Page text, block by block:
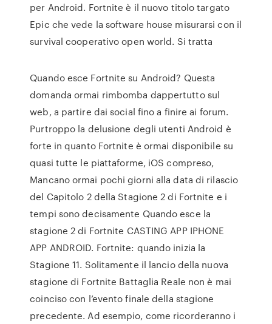
per Android. Fortnite è il nuovo titolo targato
Epic che vede la software house misurarsi con il
survival cooperativo open world. Si tratta
Quando esce Fortnite su Android? Questa
domanda ormai rimbomba dappertutto sul
web, a partire dai social fino a finire ai forum.
Purtroppo la delusione degli utenti Android è
forte in quanto Fortnite è ormai disponibile su
quasi tutte le piattaforme, iOS compreso,
Mancano ormai pochi giorni alla data di rilascio
del Capitolo 2 della Stagione 2 di Fortnite e i
tempi sono decisamente Quando esce la
stagione 2 di Fortnite CASTING APP IPHONE
APP ANDROID. Fortnite: quando inizia la
Stagione 11. Solitamente il lancio della nuova
stagione di Fortnite Battaglia Reale non è mai
coinciso con l’evento finale della stagione
precedente. Ad esempio, come ricorderanno i